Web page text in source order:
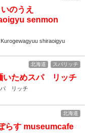
のうえ
senmon
shiraoigyu
北海道 スパリッチ
いためスパ リッチ
パ リッチ
北海道
らす museumcafe